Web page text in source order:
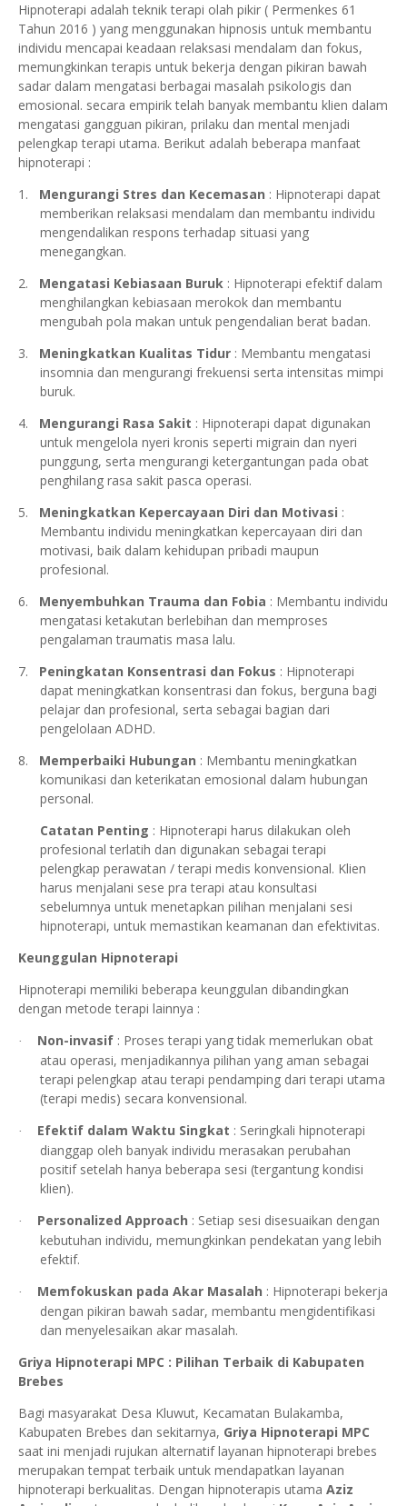
Hipnoterapi adalah teknik terapi olah pikir ( Permenkes 61
Tahun 2016 ) yang menggunakan hipnosis untuk membantu
individu mencapai keadaan relaksasi mendalam dan fokus,
memungkinkan terapis untuk bekerja dengan pikiran bawah
sadar dalam mengatasi berbagai masalah psikologis dan
emosional. secara empirik telah banyak membantu klien dalam
mengatasi gangguan pikiran, prilaku dan mental menjadi
pelengkap terapi utama. Berikut adalah beberapa manfaat
hipnoterapi :
1.
Mengurangi Stres dan Kecemasan : Hipnoterapi dapat
memberikan relaksasi mendalam dan membantu individu
mengendalikan respons terhadap situasi yang
menegangkan.
2.
Mengatasi Kebiasaan Buruk : Hipnoterapi efektif dalam
menghilangkan kebiasaan merokok dan membantu
mengubah pola makan untuk pengendalian berat badan.
3.
Meningkatkan Kualitas Tidur : Membantu mengatasi
insomnia dan mengurangi frekuensi serta intensitas mimpi
buruk.
4.
Mengurangi Rasa Sakit : Hipnoterapi dapat digunakan
untuk mengelola nyeri kronis seperti migrain dan nyeri
punggung, serta mengurangi ketergantungan pada obat
penghilang rasa sakit pasca operasi.
5.
Meningkatkan Kepercayaan Diri dan Motivasi :
Membantu individu meningkatkan kepercayaan diri dan
motivasi, baik dalam kehidupan pribadi maupun
profesional.
6.
Menyembuhkan Trauma dan Fobia : Membantu individu
mengatasi ketakutan berlebihan dan memproses
pengalaman traumatis masa lalu.
7.
Peningkatan Konsentrasi dan Fokus : Hipnoterapi
dapat meningkatkan konsentrasi dan fokus, berguna bagi
pelajar dan profesional, serta sebagai bagian dari
pengelolaan ADHD.
8.
Memperbaiki Hubungan : Membantu meningkatkan
komunikasi dan keterikatan emosional dalam hubungan
personal.
Catatan Penting : Hipnoterapi harus dilakukan oleh
profesional terlatih dan digunakan sebagai terapi
pelengkap perawatan / terapi medis konvensional. Klien
harus menjalani sese pra terapi atau konsultasi
sebelumnya untuk menetapkan pilihan menjalani sesi
hipnoterapi, untuk memastikan keamanan dan efektivitas.
Keunggulan Hipnoterapi
Hipnoterapi memiliki beberapa keunggulan dibandingkan
dengan metode terapi lainnya :
· Non-invasif : Proses terapi yang tidak memerlukan obat
atau operasi, menjadikannya pilihan yang aman sebagai
terapi pelengkap atau terapi pendamping dari terapi utama
(terapi medis) secara konvensional.
· Efektif dalam Waktu Singkat : Seringkali hipnoterapi
dianggap oleh banyak individu merasakan perubahan
positif setelah hanya beberapa sesi (tergantung kondisi
klien).
· Personalized Approach : Setiap sesi disesuaikan dengan
kebutuhan individu, memungkinkan pendekatan yang lebih
efektif.
· Memfokuskan pada Akar Masalah : Hipnoterapi bekerja
dengan pikiran bawah sadar, membantu mengidentifikasi
dan menyelesaikan akar masalah.
Griya Hipnoterapi MPC : Pilihan Terbaik di Kabupaten
Brebes
Bagi masyarakat Desa Kluwut, Kecamatan Bulakamba,
Kabupaten Brebes dan sekitarnya, Griya Hipnoterapi MPC
saat ini menjadi rujukan alternatif layanan hipnoterapi brebes
merupakan tempat terbaik untuk mendapatkan layanan
hipnoterapi berkualitas. Dengan hipnoterapis utama Aziz